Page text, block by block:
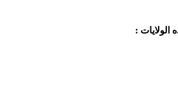
الولايات :